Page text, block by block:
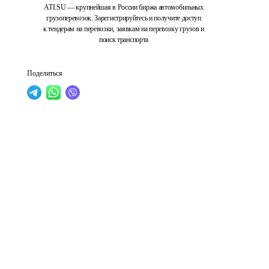
ATI.SU — крупнейшая в России биржа автомобильных
грузоперевозок. Зарегистрируйтесь и получите доступ
к тендерам на перевозки, заявкам на перевозку грузов и
поиск транспорта
Поделиться